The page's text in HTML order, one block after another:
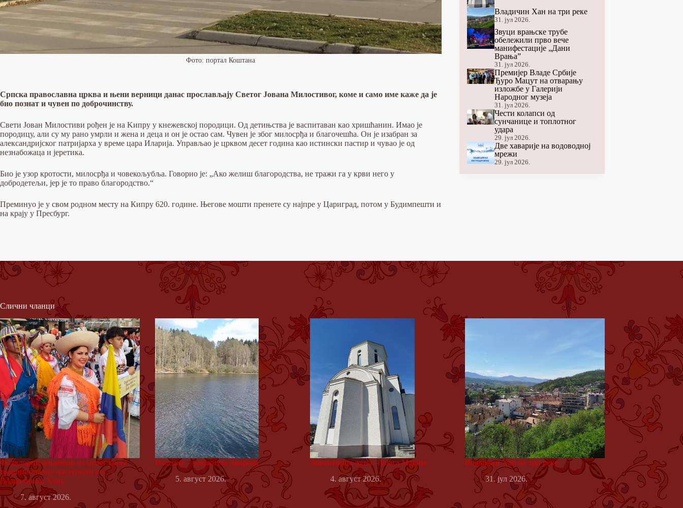
Фото: портал Коштана
Српска православна црква и њени верници данас прослављају Светог Јована Милостивог, коме и само име каже да је
био познат и чувен по доброчинству.
Свети Јован Милостиви рођен је на Kипру у кнежевској породици. Од детињства је васпитаван као хришћанин. Имао је
породицу, али су му рано умрли и жена и деца и он је остао сам. Чувен је због милосрђа и благочешћа. Он је изабран за
александријског патријарха у време цара Иларија. Управљао је црквом десет година као истински пастир и чувао је од
незнабожаца и јеретика.
Био је узор кротости, милосрђа и човекољубља. Говорио је: „Ако желиш благородства, не тражи га у крви него у
добродетељи, јер је то право благородство.“
Преминуо је у свом родном месту на Кипру 620. године. Његове мошти пренете су најпре у Цариград, потом у Будимпешти и
на крају у Пресбург.
Владичин Хан на три реке
31. јул 2026.
Звуци врањске трубе
обележили прво вече
манифестације „Дани
Врања”
31. јул 2026.
Премијер Владе Србије
Ђуро Мацут на отварању
изложбе у Галерији
Народног музеја
31. јул 2026.
Чести колапси од
сунчанице и топлотног
удара
29. јул 2026.
Две хаварије на водоводној
мрежи
29. јул 2026.
Слични чланци
Фолклорни ансамбли из целог света
традиционално наступили и у
Владичином Хану
7. август 2026.
Власина – нетакнута природа
5. август 2026.
Заштитница жена – Блага Марија
4. август 2026.
Владичин Хан на три реке
31. јул 2026.